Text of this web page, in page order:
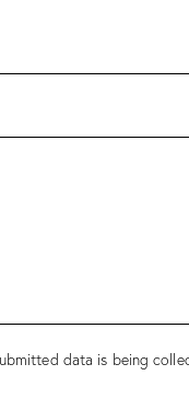
data is being